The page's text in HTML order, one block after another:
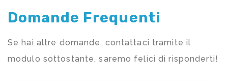
Domande Frequenti
Se hai altre domande, contattaci tramite il
modulo sottostante, saremo felici di risponderti!